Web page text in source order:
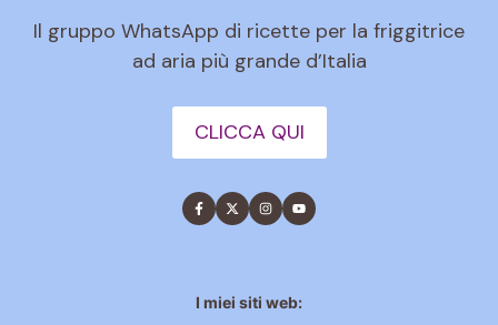
Il gruppo WhatsApp di ricette per la friggitrice
ad aria più grande d’Italia
CLICCA QUI
I miei siti web: